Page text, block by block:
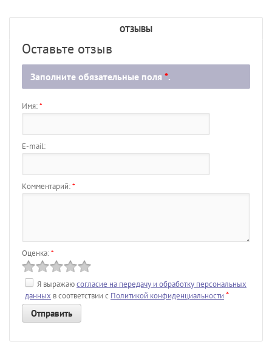
ОТЗЫВЫ
Оставьте отзыв
Заполните обязательные поля *.
Имя:*
E-mail:
Комментарий:*
Оценка:*
Я выражаюсогласие на передачу и обработку персональных
данных в соответствии с Политикой конфиденциальности *